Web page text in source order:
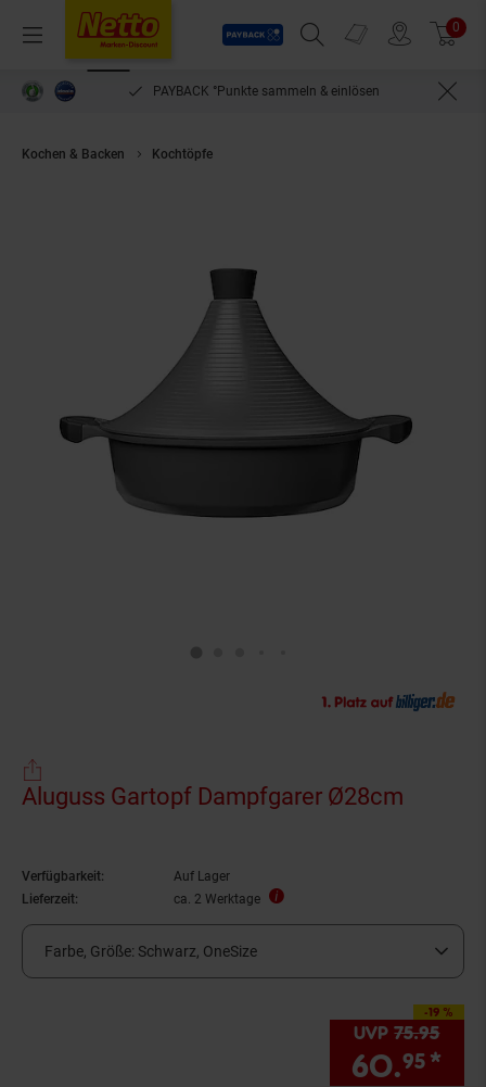
Menü
Payback
Suchfeld einblenden
Prospekte 0
PAYBACK °Punkte sammeln & einlösen
Kochen & Backen Kochtöpfe
Aluguss Gartopf Dampfgarer Ø28cm
Verfügbarkeit:
Auf Lager
Lieferzeit:
ca. 2 Werktage
Farbe, Größe: Schwarz, OneSize
-19 %
Sie Sparen 19
UVP75.95UVP
60.95 *